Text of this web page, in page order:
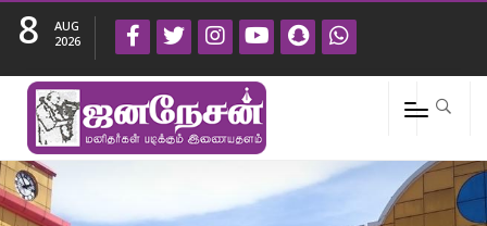
8
AUG
2026